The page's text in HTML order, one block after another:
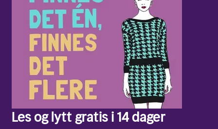
Les og lytt gratis i 14 dager